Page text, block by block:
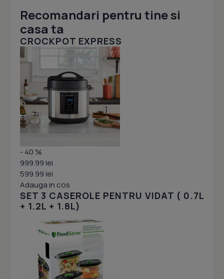
Recomandari pentru tine si
casa ta
CROCKPOT EXPRESS
- 40 %
999.99 lei
599.99 lei
Adauga in cos
SET 3 CASEROLE PENTRU VIDAT ( 0.7L
+ 1.2L + 1.8L)